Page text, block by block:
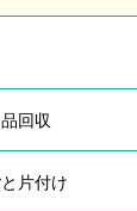
回収
片付け